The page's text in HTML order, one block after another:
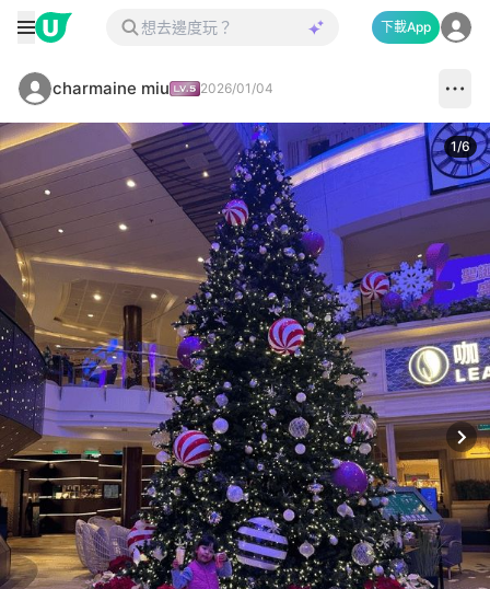
下載App
charmaine miu 2026/01/04
1/6